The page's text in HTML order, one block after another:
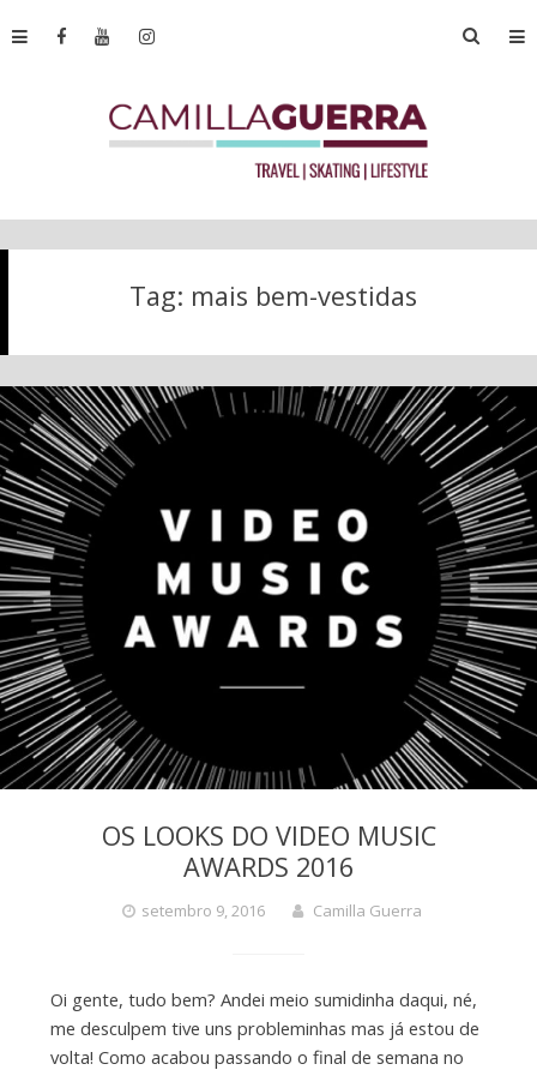
Tag: mais bem-vestidas
OS LOOKS DO VIDEO MUSIC
AWARDS 2016
setembro 9, 2016 Camilla Guerra
Oi gente, tudo bem? Andei meio sumidinha daqui, né,
me desculpem tive uns probleminhas mas já estou de
volta! Como acabou passando o final de semana no